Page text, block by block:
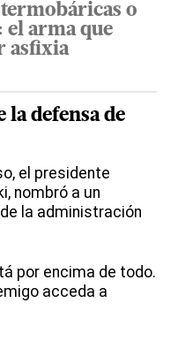
o
el arma que
asfixia
la defensa de
el presidente
nombró a un
la administración
por encima de todo.
acceda a